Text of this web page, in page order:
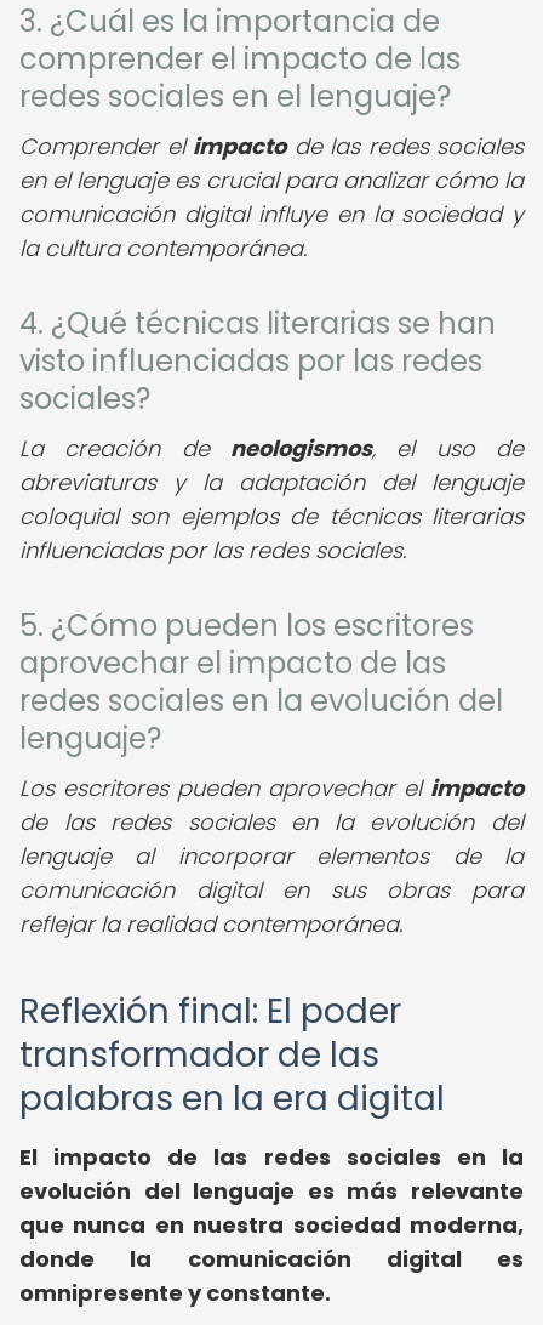
3. ¿Cuál es la importancia de
comprender el impacto de las
redes sociales en el lenguaje?
Comprender el impactode las redes sociales
en el lenguaje es crucial para analizar cómo la
comunicación digital influye en la sociedad y
la cultura contemporánea.
4. ¿Qué técnicas literarias se han
visto influenciadas por las redes
sociales?
La creación de neologismos, el uso de
abreviaturas y la adaptación del lenguaje
coloquial son ejemplos de técnicas literarias
influenciadas por las redes sociales.
5. ¿Cómo pueden los escritores
aprovechar el impacto de las
redes sociales en la evolución del
lenguaje?
Los escritores pueden aprovechar el impacto
de las redes sociales en la evolución del
lenguaje al incorporar elementos de la
comunicación digital en sus obras para
reflejar la realidad contemporánea.
Reflexión final: El poder
transformador de las
palabras en la era digital
El impacto de las redes sociales en la
evolución del lenguaje es más relevante
que nunca en nuestra sociedad moderna,
donde la comunicación digital es
omnipresente y constante.